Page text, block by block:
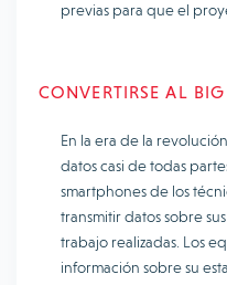
previas para que el
CONVERTIRSE AL
En la era de la
datos casi de todas
smartphones de los
transmitir datos sobre
trabajo realizadas. Los
información sobre su